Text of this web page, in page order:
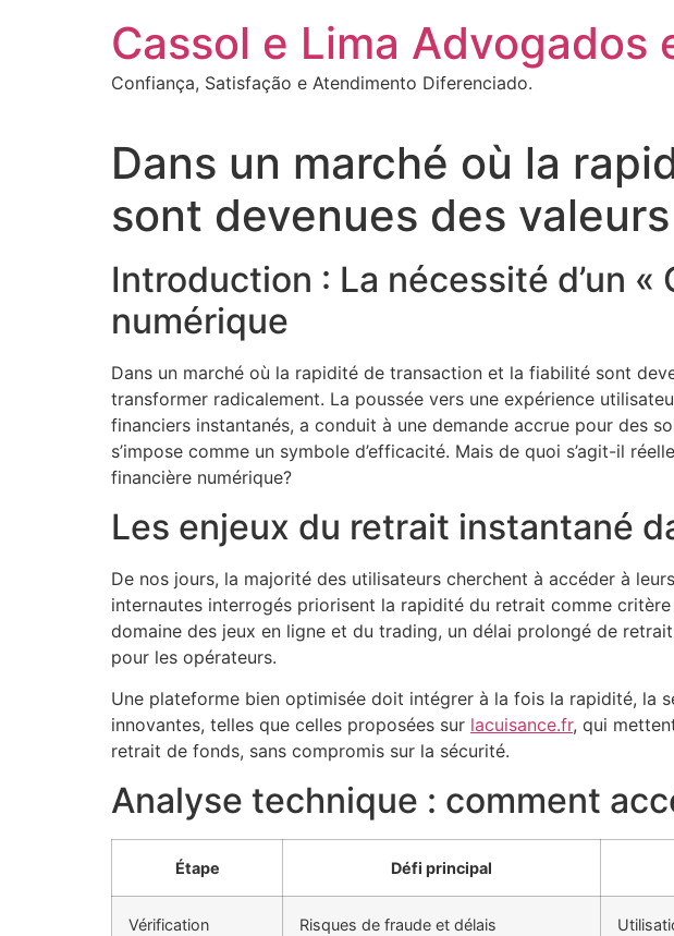
Cassol e Lima Advogados
Confiança, Satisfação e Atendimento Diferenciado.
Dans un marché où la
sont devenues des
Introduction : La nécessité d’un «
numérique
Dans un marché où la rapidité de transaction et la fiabilité sont
transformer radicalement. La poussée vers une expérience
financiers instantanés, a conduit à une demande accrue pour des
s’impose comme un symbole d’efficacité. Mais de quoi s’agit-il
financière numérique?
Les enjeux du retrait instantané
De nos jours, la majorité des utilisateurs cherchent à accéder à
internautes interrogés priorisent la rapidité du retrait comme
domaine des jeux en ligne et du trading, un délai prolongé de
pour les opérateurs.
Une plateforme bien optimisée doit intégrer à la fois la rapidité, la
innovantes, telles que celles proposées sur lacuisance.fr, qui
retrait de fonds, sans compromis sur la sécurité.
Analyse technique : comment
Étape Défi principal
Vérification
Risques de fraude et délais